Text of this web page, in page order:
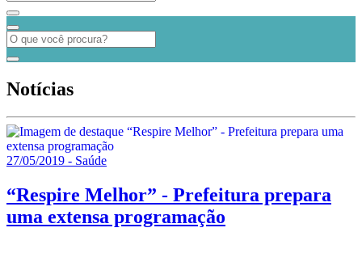
Notícias
27/05/2019 - Saúde
“Respire Melhor” - Prefeitura prepara
uma extensa programação